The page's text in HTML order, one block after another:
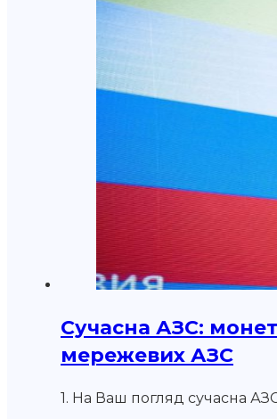
Сучасна АЗС:
мережевих АЗС
1. На Ваш погляд сучасна